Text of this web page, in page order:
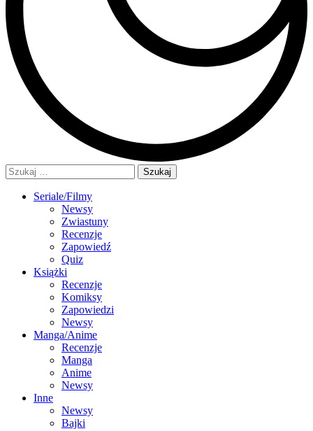
Szukaj:
Seriale/Filmy
Newsy
Zwiastuny
Recenzje
Zapowiedź
Quiz
Książki
Recenzje
Komiksy
Zapowiedzi
Newsy
Manga/Anime
Recenzje
Manga
Anime
Newsy
Inne
Newsy
Bajki